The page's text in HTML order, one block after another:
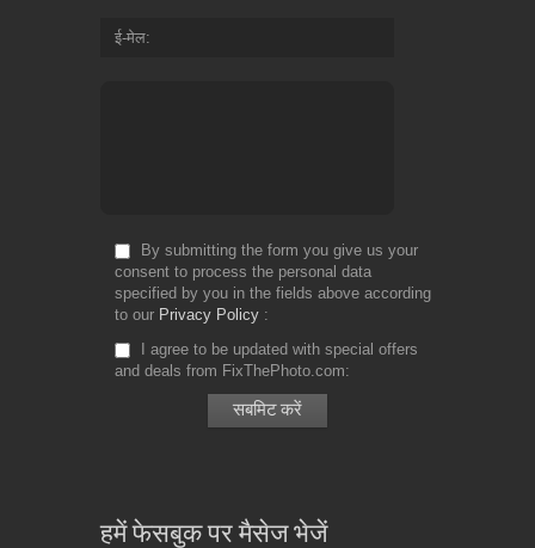
ई-मेल
By submitting the form you give us your
consent to process the personal data
specified by you in the fields above according
to our Privacy Policy
I agree to be updated with special offers
and deals from FixThePhoto.com
हमें फेसबुक पर मैसेज भेजें